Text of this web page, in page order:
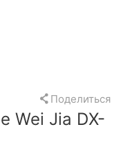
Поделиться
Wei Jia DX-